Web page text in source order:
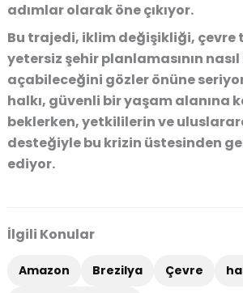
adımlarolarak öne çıkıyor.
Bu trajedi, iklim değişikliği, çevre
yetersiz şehir planlamasının
açabileceğini gözler önüne
halkı, güvenli bir yaşam alanına
beklerken,yetkililerin ve
desteğiyle bu krizin üstesinden
ediyor.
İlgili Konular
Amazon Brezilya Çevre